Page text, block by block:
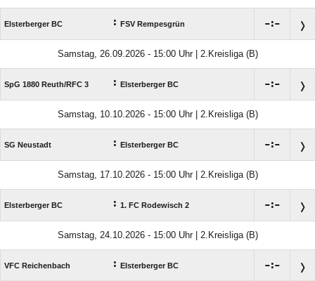
Elsterberger BC : FSV Rempesgrün :
Samstag, 26.09.2026 - 15:00 Uhr | 2.Kreisliga (B)
SpG 1880 Reuth/​RFC 3 : Elsterberger BC :
Samstag, 10.10.2026 - 15:00 Uhr | 2.Kreisliga (B)
SG Neustadt : Elsterberger BC :
Samstag, 17.10.2026 - 15:00 Uhr | 2.Kreisliga (B)
Elsterberger BC : 1. FC Rodewisch 2 :
Samstag, 24.10.2026 - 15:00 Uhr | 2.Kreisliga (B)
VFC Reichenbach : Elsterberger BC :